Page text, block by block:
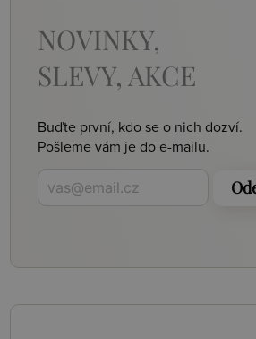
NOVINKY,
SLEVY, AKCE
Buďte první, kdo se o nich dozví.
Pošleme vám je do e-mailu.